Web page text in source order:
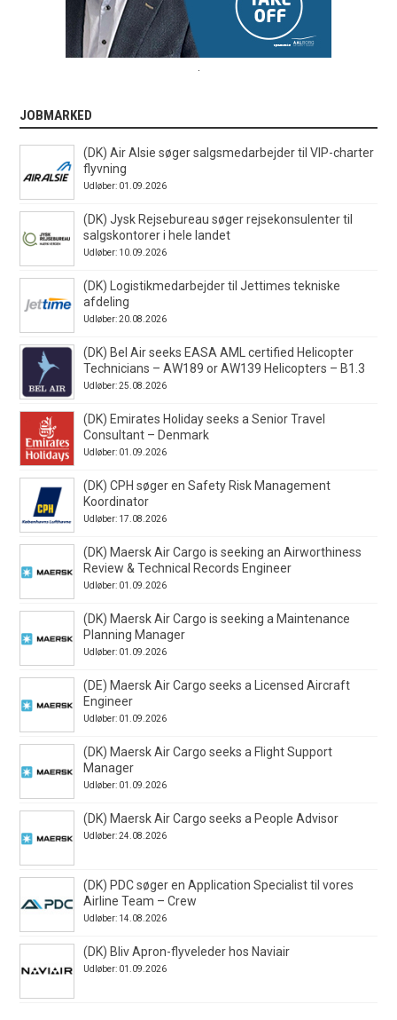
JOBMARKED
(DK) Air Alsie søger salgsmedarbejder til VIP-charter
flyvning
Udløber: 01.09.2026
(DK) Jysk Rejsebureau søger rejsekonsulenter til
salgskontorer i hele landet
Udløber: 10.09.2026
(DK) Logistikmedarbejder til Jettimes tekniske
afdeling
Udløber: 20.08.2026
(DK) Bel Air seeks EASA AML certified Helicopter
Technicians – AW189 or AW139 Helicopters – B1.3
Udløber: 25.08.2026
(DK) Emirates Holiday seeks a Senior Travel
Consultant – Denmark
Udløber: 01.09.2026
(DK) CPH søger en Safety Risk Management
Koordinator
Udløber: 17.08.2026
(DK) Maersk Air Cargo is seeking an Airworthiness
Review & Technical Records Engineer
Udløber: 01.09.2026
(DK) Maersk Air Cargo is seeking a Maintenance
Planning Manager
Udløber: 01.09.2026
(DE) Maersk Air Cargo seeks a Licensed Aircraft
Engineer
Udløber: 01.09.2026
(DK) Maersk Air Cargo seeks a Flight Support
Manager
Udløber: 01.09.2026
(DK) Maersk Air Cargo seeks a People Advisor
Udløber: 24.08.2026
(DK) PDC søger en Application Specialist til vores
Airline Team – Crew
Udløber: 14.08.2026
(DK) Bliv Apron-flyveleder hos Naviair
Udløber: 01.09.2026